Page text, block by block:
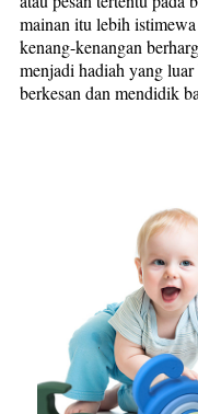
mainan itu lebih
kenang-kenangan
menjadi hadiah yang
berkesan dan mendidik